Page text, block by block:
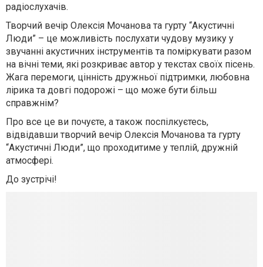
радіослухачів.
Творчий вечір Олексія Мочанова та гурту “Акустичні
Люди” – це можливість послухати чудову музику у
звучанні акустичних інструментів та поміркувати разом
на вічні теми, які розкриває автор у текстах своїх пісень.
Жага перемоги, цінність дружньої підтримки, любовна
лірика та довгі подорожі – що може бути більш
справжнім?
Про все це ви почуєте, а також поспілкуєтесь,
відвідавши творчий вечір Олексія Мочанова та гурту
“Акустичні Люди”, що проходитиме у теплій, дружній
атмосфері.
До зустрічі!